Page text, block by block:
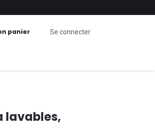
panier Se connecter
lavables,